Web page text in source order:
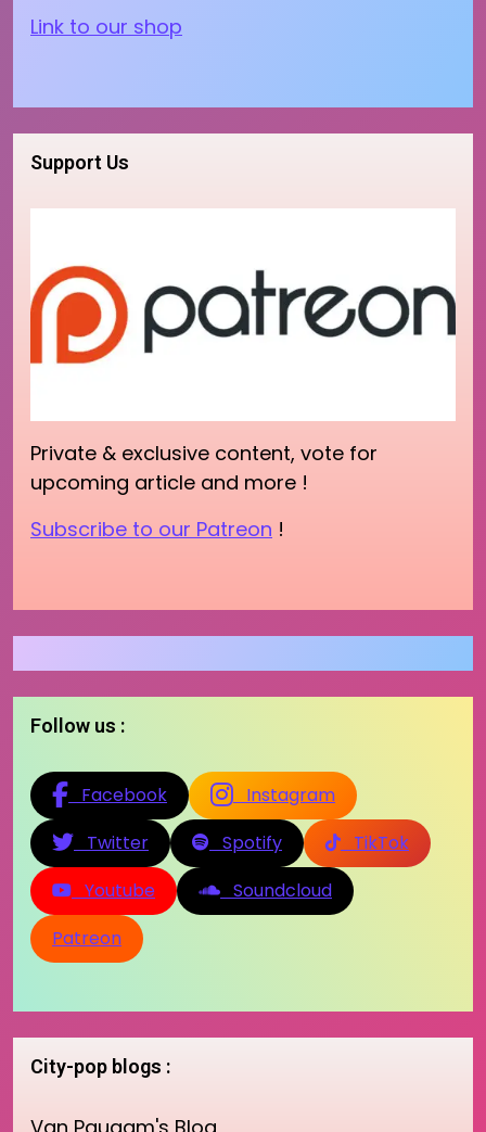
Link to our shop
Support Us
Private & exclusive content, vote for
upcoming article and more !
Subscribe to our Patreon !
Follow us :
Facebook
Instagram
Twitter
Spotify
TikTok
Youtube
Soundcloud
Patreon
City-pop blogs :